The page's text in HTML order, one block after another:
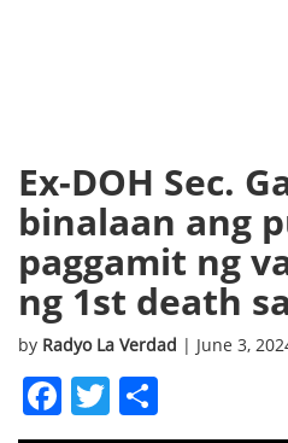
Ex-DOH Sec.
binalaan ang
paggamit ng
ng 1st death
by Radyo La Verdad | June 3,
Facebook
Twitter